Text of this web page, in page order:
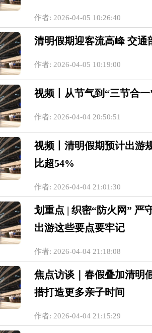
作者: 2026-04-05 10:26:40
清明假期迎客流高峰 交通
作者: 2026-04-05 10:19:00
视频丨从节气到“三节合
作者: 2026-04-04 20:50:51
视频丨清明假期预计出游
比超54%
作者: 2026-04-04 21:01:30
划重点 | 织密“防火网” 严
出游这些要点要牢记
作者: 2026-04-04 21:18:08
焦点访谈｜春假叠加清明
措打造更多亲子时间
作者: 2026-04-04 21:15:29